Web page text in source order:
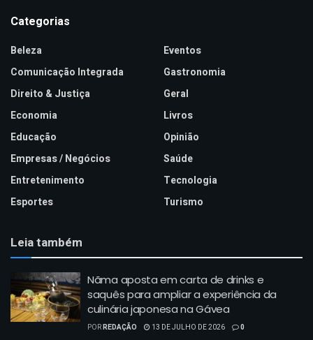
Categorias
Beleza
Comunicação Integrada
Direito & Justiça
Economia
Educação
Empresas / Negócios
Entretenimento
Esportes
Eventos
Gastronomia
Geral
Livros
Opinião
Saúde
Tecnologia
Turismo
Leia também
Nãma aposta em carta de drinks e
saquês para ampliar a experiência da
culinária japonesa na Gávea
PORREDAÇÃO 13 DE JULHO DE 2026 0